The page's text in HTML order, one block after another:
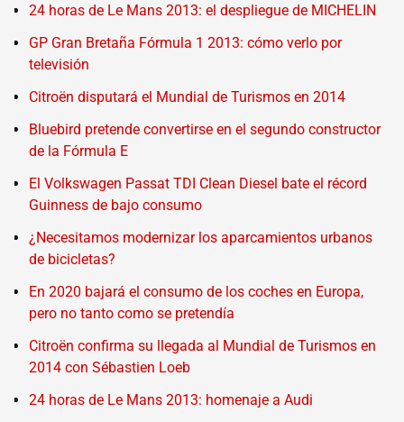
24 horas de Le Mans 2013: el despliegue de MICHELIN
GP Gran Bretaña Fórmula 1 2013: cómo verlo por
televisión
Citroën disputará el Mundial de Turismos en 2014
Bluebird pretende convertirse en el segundo constructor
de la Fórmula E
El Volkswagen Passat TDI Clean Diesel bate el récord
Guinness de bajo consumo
¿Necesitamos modernizar los aparcamientos urbanos
de bicicletas?
En 2020 bajará el consumo de los coches en Europa,
pero no tanto como se pretendía
Citroën confirma su llegada al Mundial de Turismos en
2014 con Sébastien Loeb
24 horas de Le Mans 2013: homenaje a Audi